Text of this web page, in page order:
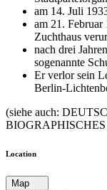
am 14. Juli
am 21. Februar
Zuchthaus
nach drei
sogenannte
Er verlor sein
Berlin-
(siehe auch:
Location